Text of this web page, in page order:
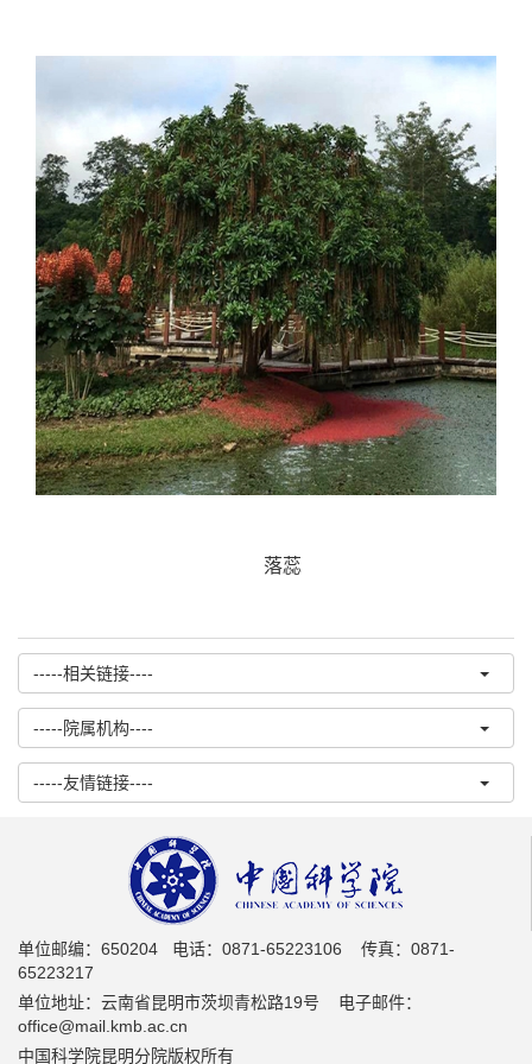
落蕊
-----相关链接----
-----院属机构----
-----友情链接----
单位邮编：650204 电话：0871-65223106 传真：0871-
65223217
单位地址：云南省昆明市茨坝青松路19号 电子邮件：
office@mail.kmb.ac.cn
中国科学院昆明分院版权所有